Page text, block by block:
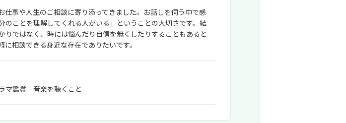
仕事や人生のご相談に寄り添ってきました。お話しを伺う中で感
のことを理解してくれる人がいる」ということの大切さです。結
りではなく、時には悩んだり自信を無くしたりすることもあると
に相談できる身近な存在でありたいです。
マ鑑賞 音楽を聴くこと